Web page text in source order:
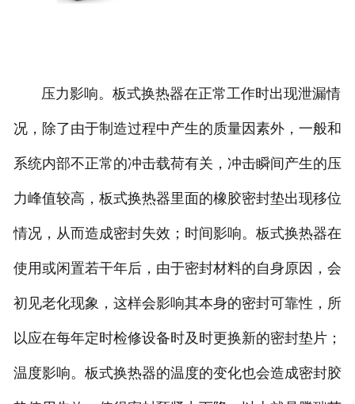
压力影响。板式换热器在正常工作时出现泄漏情
况，除了由于制造过程中产生的质量因素外，一般和
系统内部不正常的冲击载荷有关，冲击瞬间产生的压
力峰值较高，板式换热器里面的橡胶密封垫出现移位
情况，从而造成密封失效；时间影响。板式换热器在
使用或闲置若干年后，由于密封材料的自身原因，会
初见老化现象，这样会影响其本身的密封可靠性，所
以应在每年定时检修设备时及时更换新的密封垫片；
温度影响。板式换热器的温度的变化也会造成密封胶